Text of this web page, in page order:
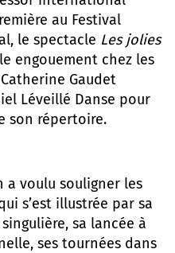
au Festival
le spectacle Les jolies
engouement chez les
Gaudet
Léveillé Danse pour
son répertoire.
a voulu souligner les
s’est illustrée par sa
sa lancée à
ses tournées dans